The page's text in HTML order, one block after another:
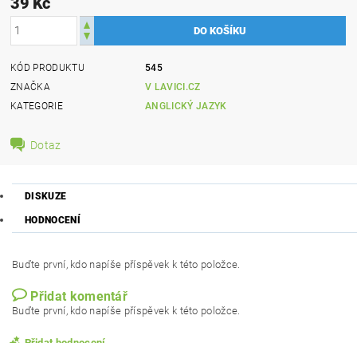
KÓD PRODUKTU
545
ZNAČKA
V LAVICI.CZ
KATEGORIE
ANGLICKÝ JAZYK
Dotaz
DISKUZE
HODNOCENÍ
Buďte první, kdo napíše příspěvek k této položce.
Přidat komentář
Buďte první, kdo napíše příspěvek k této položce.